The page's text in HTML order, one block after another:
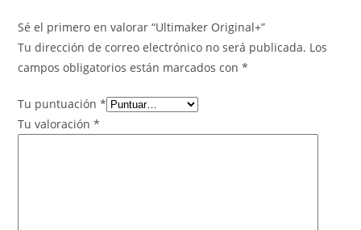
Sé el primero en valorar “Ultimaker Original+”
Tu dirección de correo electrónico no será publicada. Los
campos obligatorios están marcados con*
Tu puntuación*
Tu valoración*